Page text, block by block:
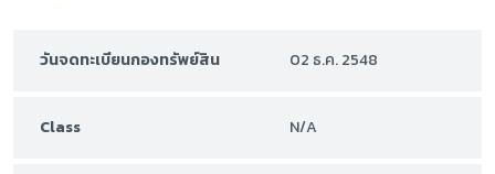
วันจดทะเบียนกองทรัพย์สิน 02 ธ.ค. 2548
Class N/A